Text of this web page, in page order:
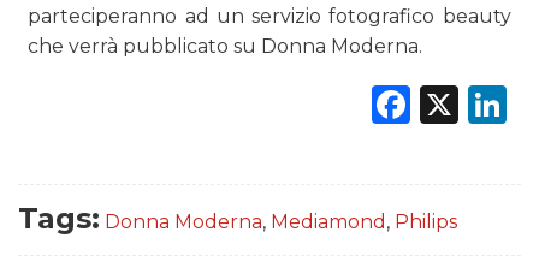
parteciperanno ad un servizio fotografico beauty
che verrà pubblicato su Donna Moderna.
X
Tags: Donna Moderna, Mediamond , Philips